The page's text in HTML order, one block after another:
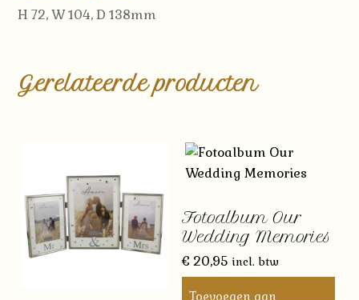
H 72, W 104, D 138mm
Gerelateerde producten
Fotoalbum Our
Wedding Memories
€ 20,95 incl. btw
Toevoegen aan